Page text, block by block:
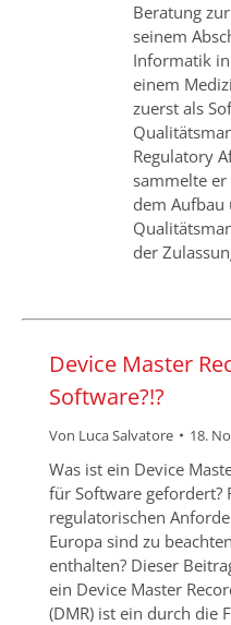
Beratung
seinem
Informatik
einem
zuerst als
Regulatory
sammelte
dem Aufbau
der
Device Master
Software?!?
Von Luca Salvatore 18.
Was ist ein Device
für Software gefordert?
regulatorischen
Europa sind zu
enthalten? Dieser
ein Device Master
(DMR) ist ein durch die